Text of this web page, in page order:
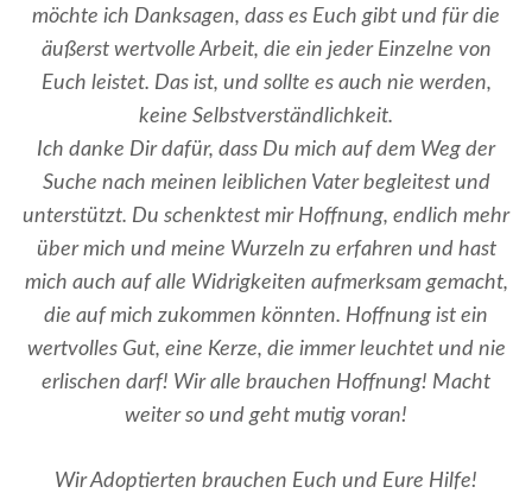
möchte ich Danksagen, dass es Euch gibt und für die
äußerst wertvolle Arbeit, die ein jeder Einzelne von
Euch leistet. Das ist, und sollte es auch nie werden,
keine Selbstverständlichkeit.
Ich danke Dir dafür, dass Du mich auf dem Weg der
Suche nach meinen leiblichen Vater begleitest und
unterstützt. Du schenktest mir Hoffnung, endlich mehr
über mich und meine Wurzeln zu erfahren und hast
mich auch auf alle Widrigkeiten aufmerksam gemacht,
die auf mich zukommen könnten. Hoffnung ist ein
wertvolles Gut, eine Kerze, die immer leuchtet und nie
erlischen darf! Wir alle brauchen Hoffnung! Macht
weiter so und geht mutig voran!
Wir Adoptierten brauchen Euch und Eure Hilfe!